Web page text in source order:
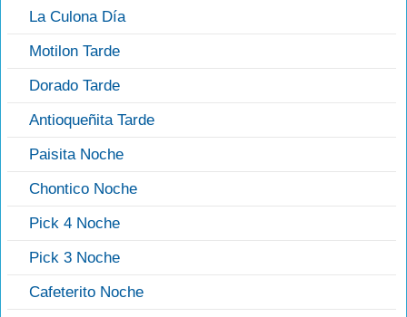
La Culona Día
Motilon Tarde
Dorado Tarde
Antioqueñita Tarde
Paisita Noche
Chontico Noche
Pick 4 Noche
Pick 3 Noche
Cafeterito Noche